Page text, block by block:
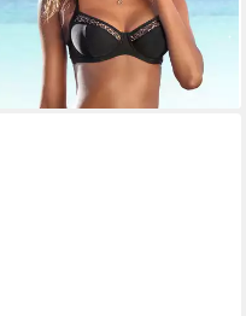
lieferbar - in 1-2 Werktagen bei dir